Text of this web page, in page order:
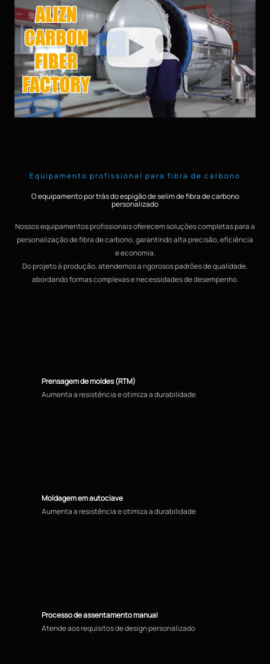
Equipamento profissional para fibra de carbono
O equipamento por trás do espigão de selim de fibra de carbono
personalizado
Nossos equipamentos profissionais oferecem soluções completas para a
personalização de fibra de carbono, garantindo alta precisão, eficiência
e economia.
Do projeto à produção, atendemos a rigorosos padrões de qualidade,
abordando formas complexas e necessidades de desempenho.
Prensagem de moldes (RTM)
Aumenta a resistência e otimiza a durabilidade
Moldagem em autoclave
Aumenta a resistência e otimiza a durabilidade
Processo de assentamento manual
Atende aos requisitos de design personalizado